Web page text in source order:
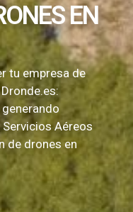
EN
tu empresa de
Aéreos
de drones en